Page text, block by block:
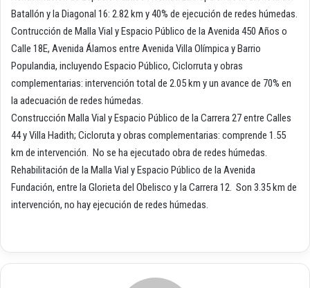
Batallón y la Diagonal 16: 2.82 km y 40% de ejecución de redes húmedas.
Contrucción de Malla Vial y Espacio Público de la Avenida 450 Años o
Calle 18E, Avenida Álamos entre Avenida Villa Olímpica y Barrio
Populandia, incluyendo Espacio Público, Ciclorruta y obras
complementarias: intervención total de 2.05 km y un avance de 70% en
la adecuación de redes húmedas.
Construcción Malla Vial y Espacio Público de la Carrera 27 entre Calles
44 y Villa Hadith; Cicloruta y obras complementarias: comprende 1.55
km de intervención. No se ha ejecutado obra de redes húmedas.
Rehabilitación de la Malla Vial y Espacio Público de la Avenida
Fundación, entre la Glorieta del Obelisco y la Carrera 12. Son 3.35 km de
intervención, no hay ejecución de redes húmedas.